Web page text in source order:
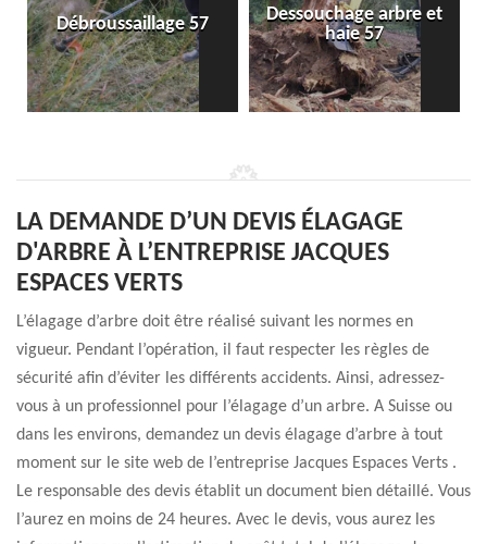
Débroussaillage 57
Dessouchage arbre et
haie 57
LA DEMANDE D’UN DEVIS ÉLAGAGE
D'ARBRE À L’ENTREPRISE JACQUES
ESPACES VERTS
L’élagage d’arbre doit être réalisé suivant les normes en
vigueur. Pendant l’opération, il faut respecter les règles de
sécurité afin d’éviter les différents accidents. Ainsi, adressez-
vous à un professionnel pour l’élagage d’un arbre. A Suisse ou
dans les environs, demandez un devis élagage d’arbre à tout
moment sur le site web de l’entreprise Jacques Espaces Verts .
Le responsable des devis établit un document bien détaillé. Vous
l’aurez en moins de 24 heures. Avec le devis, vous aurez les